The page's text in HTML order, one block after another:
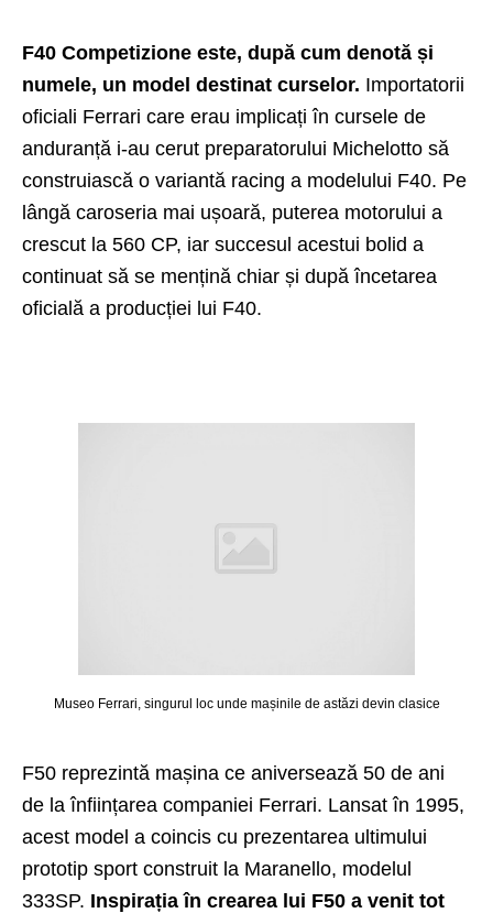
F40 Competizione este, după cum denotă și
numele, un model destinat curselor. Importatorii
oficiali Ferrari care erau implicați în cursele de
anduranță i-au cerut preparatorului Michelotto să
construiască o variantă racing a modelului F40. Pe
lângă caroseria mai ușoară, puterea motorului a
crescut la 560 CP, iar succesul acestui bolid a
continuat să se mențină chiar și după încetarea
oficială a producției lui F40.
Museo Ferrari, singurul loc unde mașinile de astăzi devin clasice
F50 reprezintă mașina ce aniversează 50 de ani
de la înființarea companiei Ferrari. Lansat în 1995,
acest model a coincis cu prezentarea ultimului
prototip sport construit la Maranello, modelul
333SP. Inspirația în crearea lui F50 a venit tot